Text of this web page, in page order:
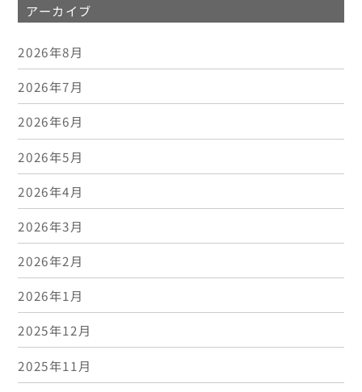
アーカイブ
2026年8月
2026年7月
2026年6月
2026年5月
2026年4月
2026年3月
2026年2月
2026年1月
2025年12月
2025年11月